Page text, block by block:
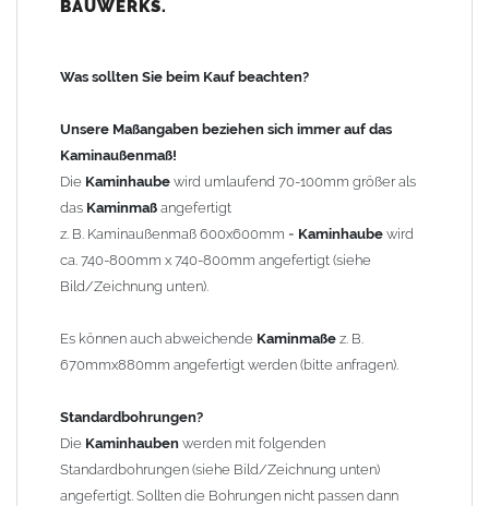
100mm
120mm
140mm
Andere Bohrmaße sind auf Anfrage möglich (Aufpreis
Sonderbohrung 55,99 EUR).
Befestigung/Stützen
Kaminhaubewird inkl. EdelstahlBefestigungsmaterial
geliefert. Die Standardflachstützen sind aus
beträgt ca. 25cm bis 30cm. DieKaminhaubekann mit längeren
Stützen bis Höhe 450mm geliefert werden (Aufpreis 42,89 EUR).
Kaminkopfabdeckung
Kaminhaubewirdohne Kaminkopfabdeckung
Kaminkopfabdeckungenfinden Sie unter "Kaminabdeckung
BAUWERKS.
Was sollten Sie beim Kauf beachten?
Unsere Maßangaben beziehen sich immer auf das
Kaminaußenmaß!
Die Kaminhaube wird umlaufend 70-100mm größer als
das Kaminmaß angefertigt
z. B. Kaminaußenmaß 600x600mm = Kaminhaube wird
ca. 740-800mm x 740-800mm angefertigt (siehe
Bild/Zeichnung unten).
Es können auch abweichende Kaminmaße z. B.
670mmx880mm angefertigt werden (bitte anfragen).
Standardbohrungen?
Die Kaminhauben werden mit folgenden
Standardbohrungen (siehe Bild/Zeichnung unten)
angefertigt. Sollten die Bohrungen nicht passen dann